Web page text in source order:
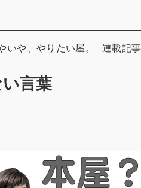
言葉
いや、やりたい屋。 カテゴリ
連載記事